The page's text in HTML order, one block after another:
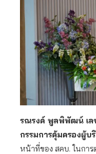
รณรงค์ พูลพิพัฒน์ เล
กรรมการคุ้มครองผู้บ
หน้าที่ของ สคบ. ในกา